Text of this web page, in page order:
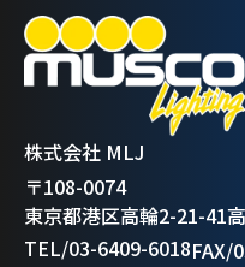
株式会社 MLJ
〒108-0074
東京都港区高輪2-21-41
TEL/03-6409-6018FAX/